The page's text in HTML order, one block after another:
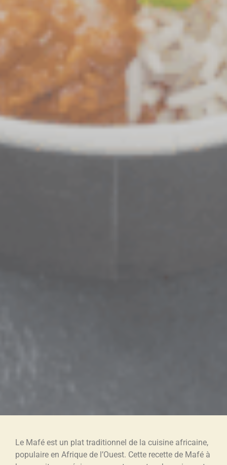
Le Mafé est un plat traditionnel de la cuisine africaine,
populaire en Afrique de l’Ouest. Cette recette de Mafé à